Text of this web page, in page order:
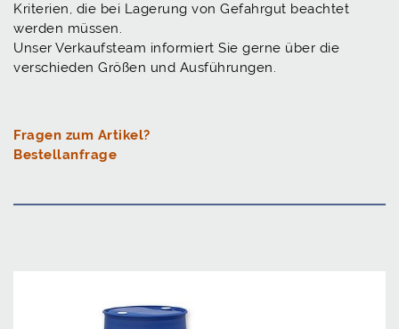
Kriterien, die bei Lagerung von Gefahrgut beachtet
werden müssen.
Unser Verkaufsteam informiert Sie gerne über die
verschieden Größen und Ausführungen.
Fragen zum Artikel?
Bestellanfrage